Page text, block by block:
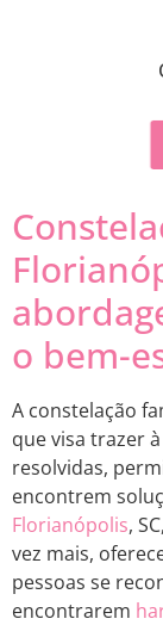
o bem-
A constelação
que visa trazer
resolvidas,
encontrem
Florianópolis,
vez mais,
pessoas se
encontrarem